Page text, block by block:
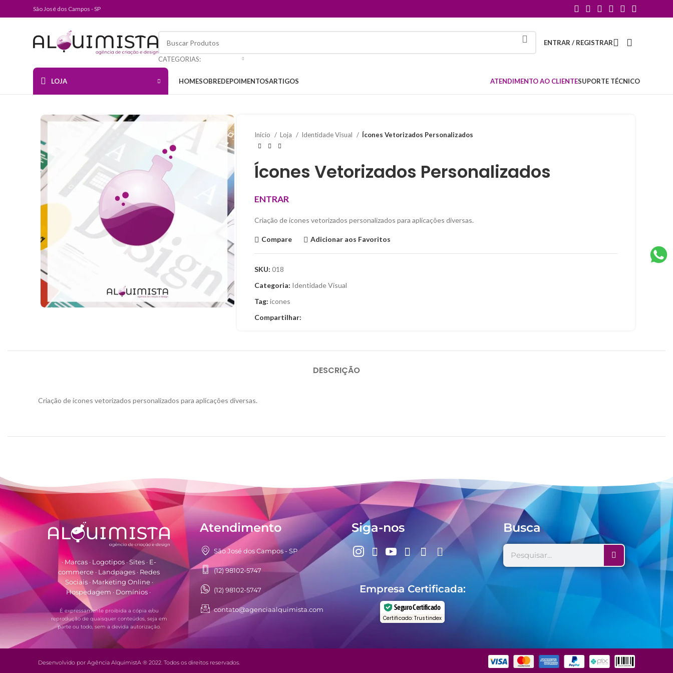
São José dos Campos - SP
CATEGORIAS:
ENTRAR / REGISTRAR
LOJA HOMESOBREDEPOIMENTOSARTIGOS ATENDIMENTO AO CLIENTESUPORTE TÉCNICO
Início Loja Identidade Visual Ícones Vetorizados Personalizados
Ícones Vetorizados Personalizados
ENTRAR
Criação de ícones vetorizados personalizados para aplicações diversas.
Compare Adicionar aos Favoritos
SKU:018
Categoria: Identidade Visual
Tag: icones
Compartilhar:
DESCRIÇÃO
Criação de ícones vetorizados personalizados para aplicações diversas.
· Marcas · Logotipos · Sites · E-
commerce · Landpages · Redes
Sociais · Marketing Online ·
Hospedagem · Domínios ·
É expressamente proibida a cópia e/ou
reprodução de quaisquer conteúdos, seja em
parte ou todo, sem a devida autorização.
Atendimento
São José dos Campos - SP
(12) 98102-5747
(12) 98102-5747
contato@agenciaalquimista.com
Siga-nos
Empresa Certificada:
Seguro Certificado
Certificado: Trustindex
Busca
Desenvolvido por Agência AlquimistA ® 2022. Todos os direitos reservados.